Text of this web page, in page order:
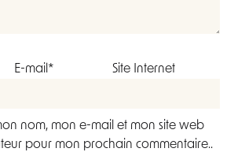
E-mail* Site Internet
nom, mon e-mail et mon site web
pour mon prochain commentaire..